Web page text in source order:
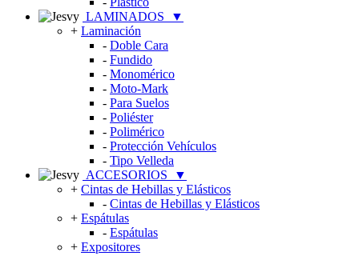
LAMINADOS
▼
+ Laminación
- Doble Cara
- Fundido
- Monomérico
- Moto-Mark
- Para Suelos
- Poliéster
- Polimérico
- Protección Vehículos
- Tipo Velleda
ACCESORIOS
▼
+ Cintas de Hebillas y Elásticos
- Cintas de Hebillas y Elásticos
+ Espátulas
- Espátulas
+ Expositores